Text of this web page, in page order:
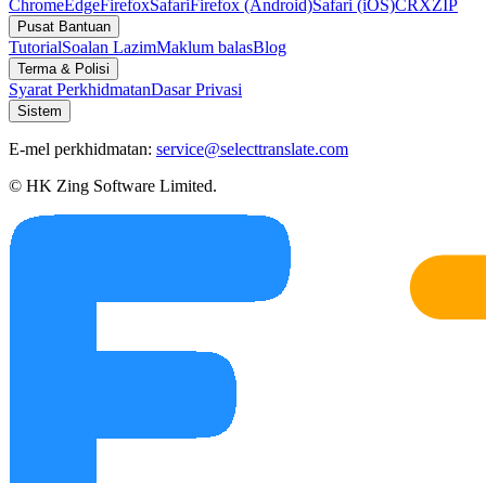
ChromeEdgeFirefoxSafariFirefox (Android)Safari (iOS)CRXZIP
Pusat Bantuan
TutorialSoalan LazimMaklum balasBlog
Terma & Polisi
Syarat PerkhidmatanDasar Privasi
Sistem
E-mel perkhidmatan: service@selecttranslate.com
© HK Zing Software Limited.